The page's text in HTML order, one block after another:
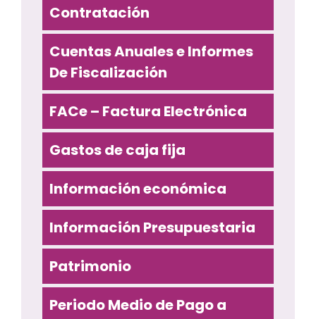
Contratación
Cuentas Anuales e Informes
De Fiscalización
FACe – Factura Electrónica
Gastos de caja fija
Información económica
Información Presupuestaria
Patrimonio
Periodo Medio de Pago a